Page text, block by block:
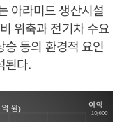
아라미드 생산시설
위축과 전기차 수요
등의 환경적 요인
된다.